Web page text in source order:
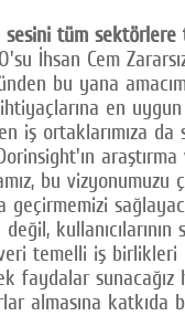
sesini tüm sektörlere
İhsan Cem
bu yana
ihtiyaçlarına en
iş ortaklarımıza da
bu vizyonumuzu
geçirmemizi
temelli iş birlikleri
ek faydalar
almasına katkıda